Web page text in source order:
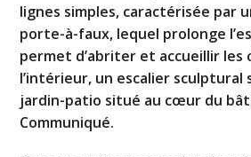
lignes simples, caractérisée par
porte-à-faux, lequel prolonge
permet d’abriter et accueillir les
l’intérieur, un escalier sculptural
jardin-patio situé au cœur du
Communiqué.